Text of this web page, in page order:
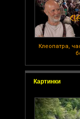
Клеопатра,
Картинки